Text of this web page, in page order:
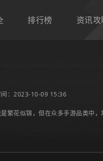
排行榜 资讯攻
间：2023-10-09 15:36
繁花似锦，但在众多手游品类中